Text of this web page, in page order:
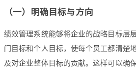
（一）明确目标与方向
绩效管理系统能够将企业的战略目标层
门目标和个人目标，使每个员工都清楚
及对企业整体目标的贡献。这样可以确